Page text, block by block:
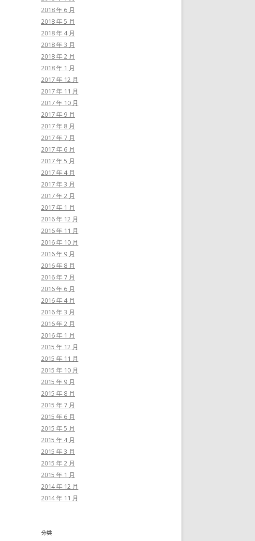
2018 年 6 月
2018 年 5 月
2018 年 4 月
2018 年 3 月
2018 年 2 月
2018 年 1 月
2017 年 12 月
2017 年 11 月
2017 年 10 月
2017 年 9 月
2017 年 8 月
2017 年 7 月
2017 年 6 月
2017 年 5 月
2017 年 4 月
2017 年 3 月
2017 年 2 月
2017 年 1 月
2016 年 12 月
2016 年 11 月
2016 年 10 月
2016 年 9 月
2016 年 8 月
2016 年 7 月
2016 年 6 月
2016 年 4 月
2016 年 3 月
2016 年 2 月
2016 年 1 月
2015 年 12 月
2015 年 11 月
2015 年 10 月
2015 年 9 月
2015 年 8 月
2015 年 7 月
2015 年 6 月
2015 年 5 月
2015 年 4 月
2015 年 3 月
2015 年 2 月
2015 年 1 月
2014 年 12 月
2014 年 11 月
分类